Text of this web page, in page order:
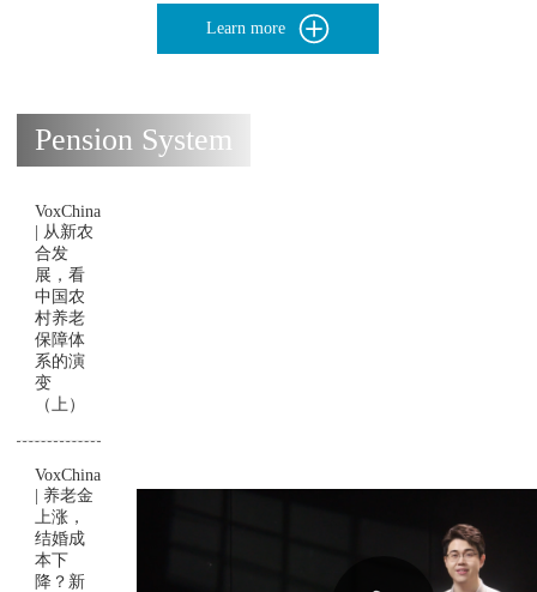
Learn more
Pension System
VoxChina
| 从新农
合发
展，看
中国农
村养老
保障体
系的演
变
（上）
VoxChina
| 养老金
上涨，
结婚成
本下
降？新